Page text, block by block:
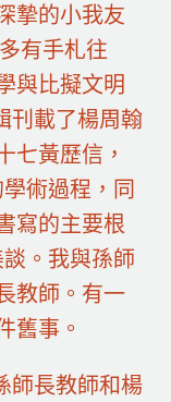
摯的小我友
有手札往
與比擬文明
刊載了楊周翰
七黃歷信，
術過程，同
寫的主要根
。我與孫師
教師。有一
舊事。
師長教師和楊